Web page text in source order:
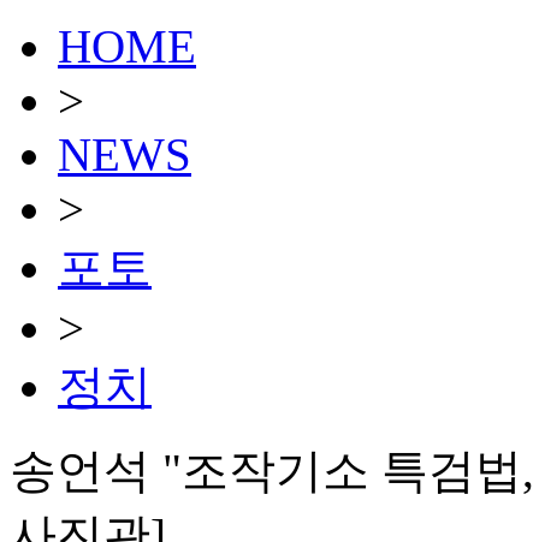
HOME
>
NEWS
>
포토
>
정치
송언석 "조작기소 특검